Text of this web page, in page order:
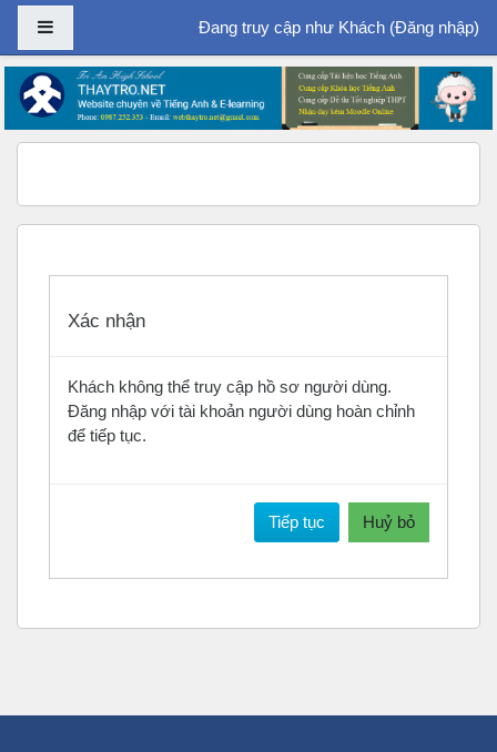
Chuyển tới nội dung chính
Bảng điều khiển cạnhĐang truy cập như Khách (Đăng nhập)
Xác nhận
Khách không thể truy cập hồ sơ người dùng.
Đăng nhập với tài khoản người dùng hoàn chỉnh
để tiếp tục.
Tiếp tục Huỷ bỏ